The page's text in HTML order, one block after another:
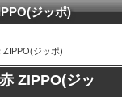
ジッポ)
ZIPPO(ジッポ)
ZIPPO(ジッ